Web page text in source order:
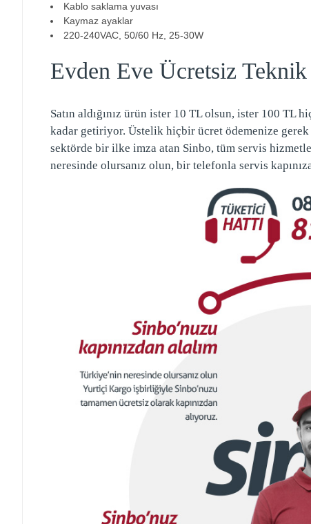
Kablo saklama yuvası
Kaymaz ayaklar
220-240VAC, 50/60 Hz, 25-30W
Evden Eve Ücretsiz
Satın aldığınız ürün ister 10 TL olsun, ister 100 TL
kadar getiriyor. Üstelik hiçbir ücret ödemenize
sektörde bir ilke imza atan Sinbo, tüm servis
neresinde olursanız olun, bir telefonla servis